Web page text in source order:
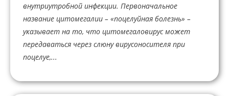
внутриутробной инфекции. Первоначальное
название цитомегалии – «поцелуйная болезнь» –
указывает на то, что цитомегаловирус может
передаваться через слюну вирусоносителя при
поцелуе,...